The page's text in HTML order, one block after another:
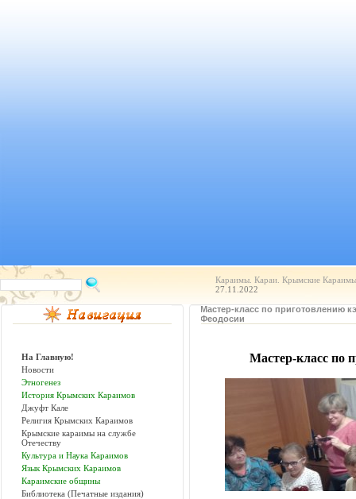
Караимы. Караи. Крымские
27.11.2022
На Главную!
Новости
Этногенез
История Крымских Караимов
Джуфт Кале
Религия Крымских Караимов
Крымские караимы на службе
Отечеству
Культура и Наука Караимов
Язык Крымских Караимов
Караимские общины
Библиотека (Печатные издания)
Мастер-класс по приготовлению
Феодосии
Мастер-класс по